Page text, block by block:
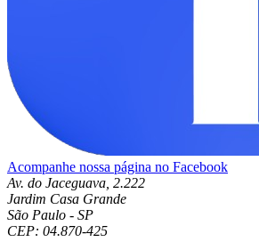
Acompanhe nossa página no Facebook
Av. do Jaceguava, 2.222
Jardim Casa Grande
São Paulo - SP
CEP: 04.870-425